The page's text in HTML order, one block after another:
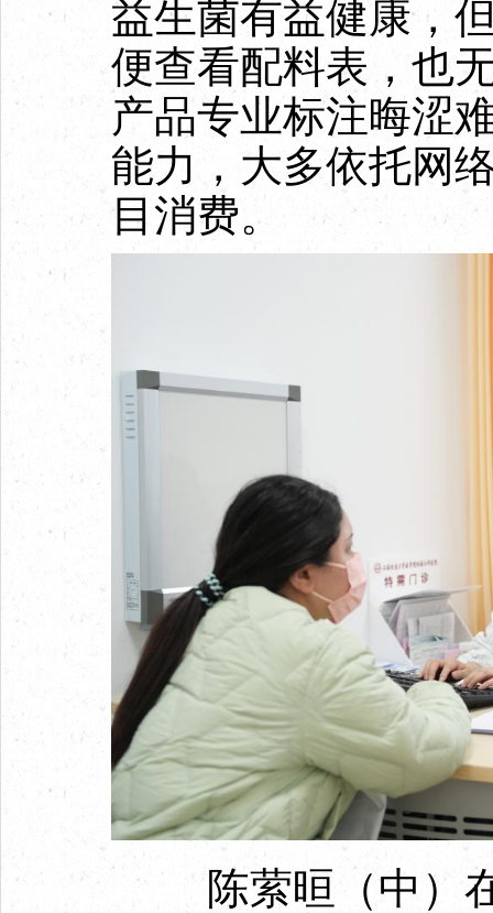
益生菌有益健康，
便查看配料表，也
产品专业标注晦涩
能力，大多依托网
目消费。
陈萦晅（中）在